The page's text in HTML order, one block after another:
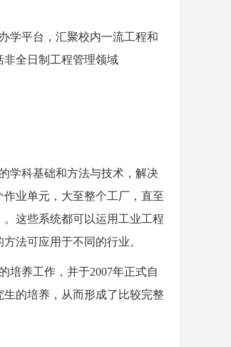
学平台，汇聚校内一流工程和
非全日制工程管理领域
学科基础和方法与技术，解决
业单元，大至整个工厂，直至
这些系统都可以运用工业工程
法可应用于不同的行业。
培养工作，并于2007年正式自
的培养，从而形成了比较完整